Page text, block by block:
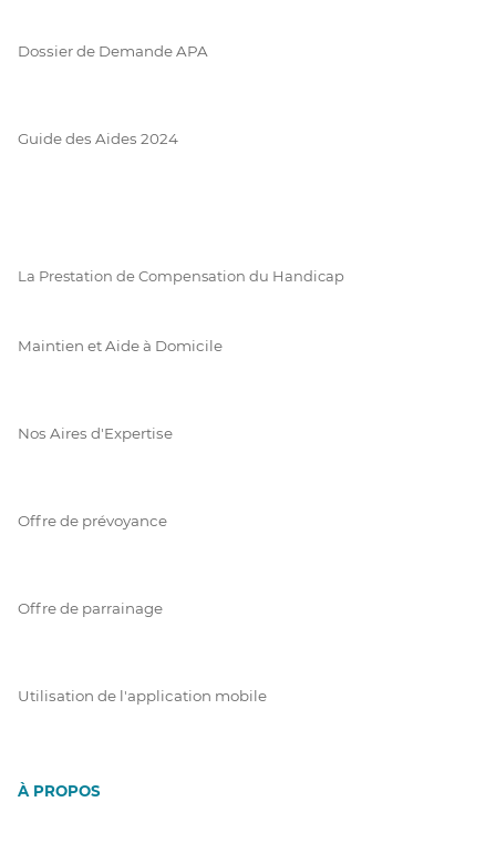
Dossier de Demande APA
Guide des Aides 2024
La Prestation de Compensation du Handicap
Maintien et Aide à Domicile
Nos Aires d'Expertise
Offre de prévoyance
Offre de parrainage
Utilisation de l'application mobile
À PROPOS